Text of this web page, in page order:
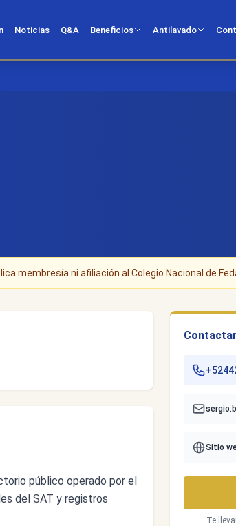
Noticias Q&A Beneficios Antilavado
membresía ni afiliación al Colegio Nacional de
público operado por el
del SAT y registros
Sitio
Te